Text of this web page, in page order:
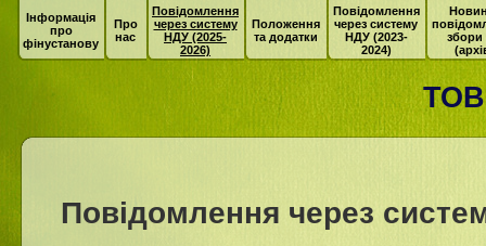
Інформація
про
фінустанову
Про
нас
Повідомлення
через систему
НДУ (2025-
2026)
Положення
та додатки
Повідомлення
через систему
НДУ (2023-
2024)
збори
Повідомлення через